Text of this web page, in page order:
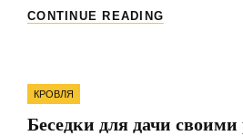
CONTINUE READING
Categories
КРОВЛЯ
Беседки для дачи